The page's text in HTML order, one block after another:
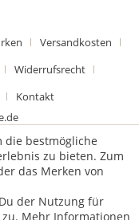
Versandkosten
Widerrufsrecht
Kontakt
die bestmögliche
zu bieten. Zum
das Merken von
der Nutzung für
Mehr Informationen